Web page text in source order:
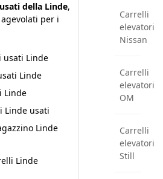
della Linde,
per i
usati Linde
Linde
Linde
Linde usati
Linde
Linde
Carrelli
elevatori
Nissan
Carrelli
elevatori
OM
Carrelli
elevatori
Still